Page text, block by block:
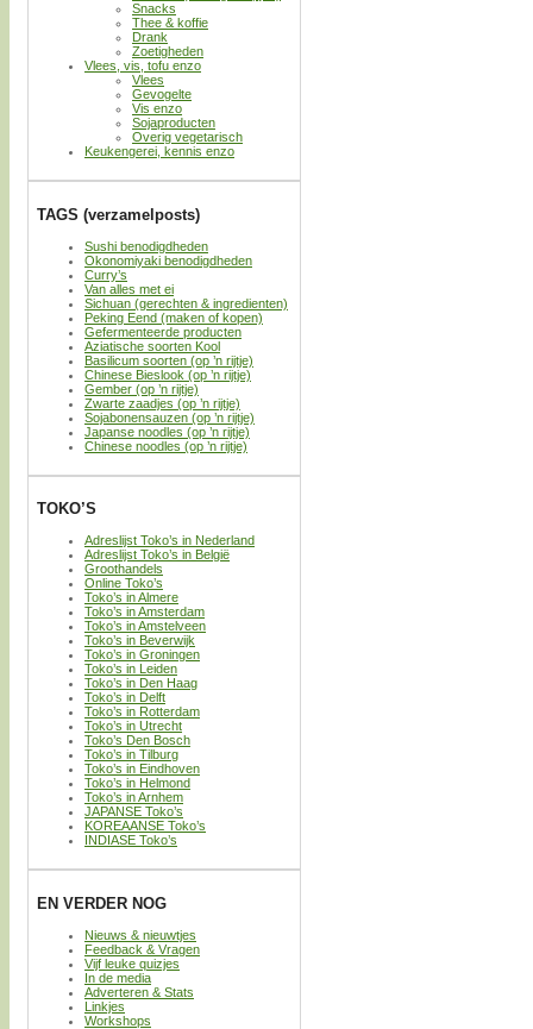
Snacks
Thee & koffie
Drank
Zoetigheden
Vlees, vis, tofu enzo
Vlees
Gevogelte
Vis enzo
Sojaproducten
Overig vegetarisch
Keukengerei, kennis enzo
TAGS (verzamelposts)
Sushi benodigdheden
Okonomiyaki benodigdheden
Curry’s
Van alles met ei
Sichuan (gerechten & ingredienten)
Peking Eend (maken of kopen)
Gefermenteerde producten
Aziatische soorten Kool
Basilicum soorten (op ’n rijtje)
Chinese Bieslook (op ’n rijtje)
Gember (op ’n rijtje)
Zwarte zaadjes (op ’n rijtje)
Sojabonensauzen (op ’n rijtje)
Japanse noodles (op ’n rijtje)
Chinese noodles (op ’n rijtje)
TOKO’S
Adreslijst Toko’s in Nederland
Adreslijst Toko’s in België
Groothandels
Online Toko’s
Toko’s in Almere
Toko’s in Amsterdam
Toko’s in Amstelveen
Toko’s in Beverwijk
Toko’s in Groningen
Toko’s in Leiden
Toko’s in Den Haag
Toko’s in Delft
Toko’s in Rotterdam
Toko’s in Utrecht
Toko’s Den Bosch
Toko’s in Tilburg
Toko’s in Eindhoven
Toko’s in Helmond
Toko’s in Arnhem
JAPANSE Toko’s
KOREAANSE Toko’s
INDIASE Toko’s
EN VERDER NOG
Nieuws & nieuwtjes
Feedback & Vragen
Vijf leuke quizjes
In de media
Adverteren & Stats
Linkjes
Workshops